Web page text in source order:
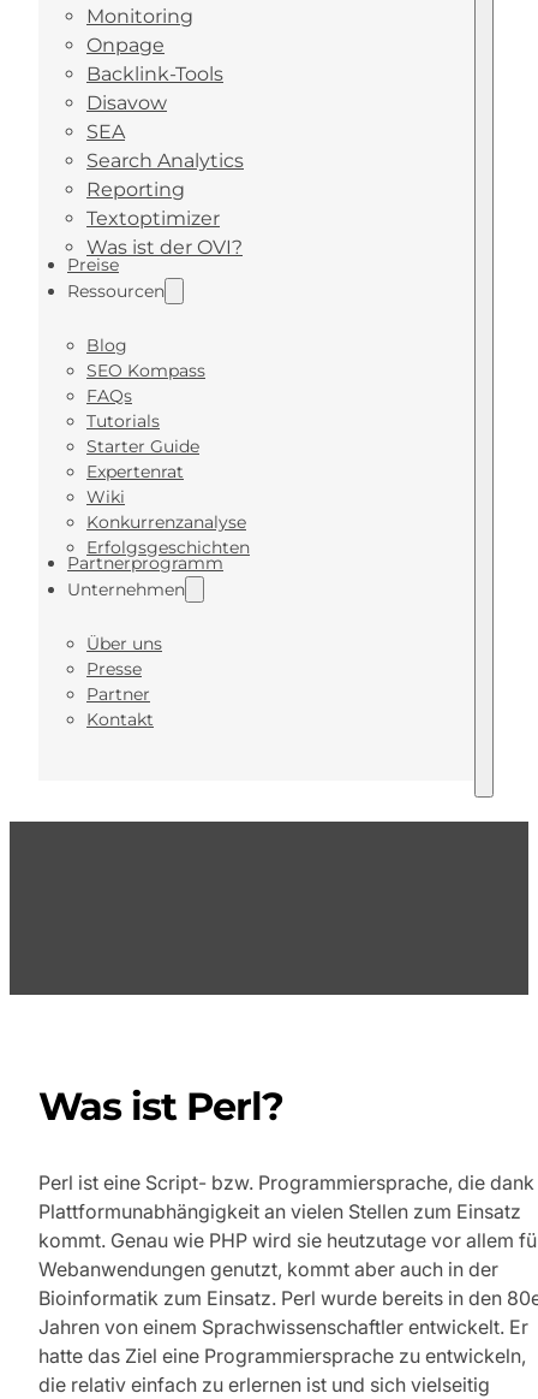
Monitoring
Onpage
Backlink-Tools
Disavow
SEA
Search Analytics
Reporting
Textoptimizer
Was ist der OVI?
Preise
Ressourcen
Blog
SEO Kompass
FAQs
Tutorials
Starter Guide
Expertenrat
Wiki
Konkurrenzanalyse
Erfolgsgeschichten
Partnerprogramm
Unternehmen
Über uns
Presse
Partner
Kontakt
Was ist Perl?
Perl ist eine Script- bzw. Programmiersprache, die dank
Plattformunabhängigkeit an vielen Stellen zum Einsatz
kommt. Genau wie PHP wird sie heutzutage vor allem
Webanwendungen genutzt, kommt aber auch in der
Bioinformatik zum Einsatz. Perl wurde bereits in den
Jahren von einem Sprachwissenschaftler entwickelt. Er
hatte das Ziel eine Programmiersprache zu entwickeln,
die relativ einfach zu erlernen ist und sich vielseitig